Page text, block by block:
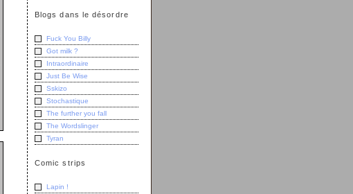
Blogs dans le désordre
Fuck You Billy
Got milk ?
Intraordinaire
Just Be Wise
Sskizo
Stochastique
The further you fall
The Wordslinger
Tyran
Comic strips
Lapin !